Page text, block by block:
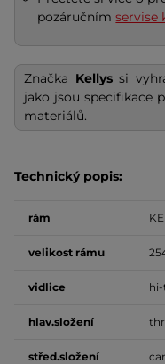
pozáručnímservise
Značka Kellyssi
jako jsou specifikace
materiálů.
Technický popis:
rám
velikost rámu
vidlice
hlav.složení
střed.složení